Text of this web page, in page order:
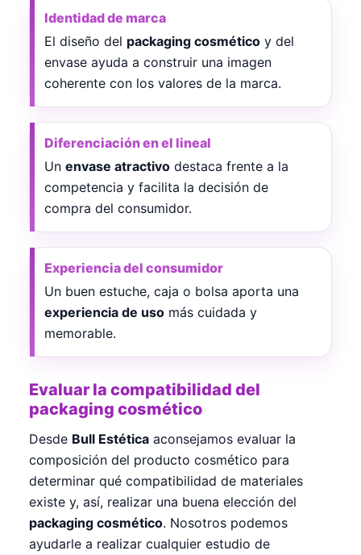
Identidad de marca
El diseño del packaging cosmético y del
envase ayuda a construir una imagen
coherente con los valores de la marca.
Diferenciación en el lineal
Un envase atractivo destaca frente a la
competencia y facilita la decisión de
compra del consumidor.
Experiencia del consumidor
Un buen estuche, caja o bolsa aporta una
experiencia de uso más cuidada y
memorable.
Evaluar la compatibilidad del
packaging cosmético
Desde Bull Estética aconsejamos evaluar la
composición del producto cosmético para
determinar qué compatibilidad de materiales
existe y, así, realizar una buena elección del
packaging cosmético. Nosotros podemos
ayudarle a realizar cualquier estudio de